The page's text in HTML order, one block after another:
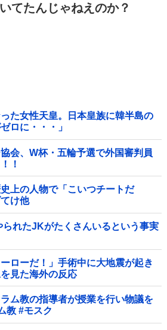
てたんじゃねえのか？
た女性天皇。日本皇族に韓半島の
ロに・・・」
会、W杯・五輪予選で外国審判員
！
上の人物で「こいつチートだ
け他
られたJKがたくさんいるという事実
ローだ！」手術中に大地震が起き
見た海外の反応
ム教の指導者が授業を行い物議を
スラム教 #モスク